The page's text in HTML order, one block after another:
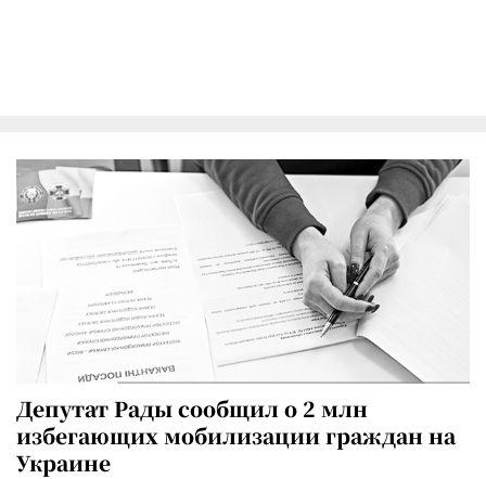
Депутат Рады сообщил о 2 млн
избегающих мобилизации граждан на
Украине